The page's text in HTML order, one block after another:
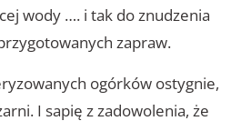
wody …. i tak do znudzenia
zapraw.
ogórków ostygnie,
I sapię z zadowolenia, że